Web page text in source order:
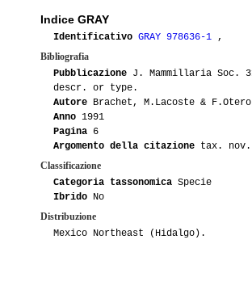
Indice GRAY
Identificativo GRAY 978636-1 ,
Bibliografia
Pubblicazione J. Mammillaria Soc.
descr. or type.
Autore Brachet, M.Lacoste & F.Otero
Anno 1991
Pagina 6
Argomento della citazione tax. nov.
Classificazione
Categoria tassonomica Specie
Ibrido No
Distribuzione
Mexico Northeast (Hidalgo).